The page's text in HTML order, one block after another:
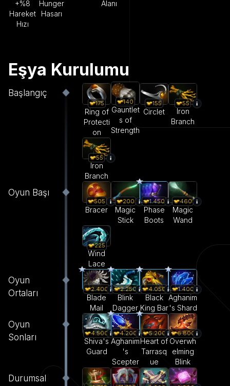
+%8
Hareket
Hızı
Hunger
Hasarı
Alanı
Eşya Kurulumu
Başlangıç
175
Ring of
Protecti
on
140
Gauntlet
s of
Strength
155
Circlet
55
Iron
Branch
55
Iron
Branch
Oyun Başı
505
Bracer
200
Magic
Stick
1.450
Phase
Boots
460
Magic
Wand
225
Wind
Lace
Oyun
Ortaları
2.400
Blade
Mail
2.250
Blink
Dagger
4.050
Black
King Bar
1.400
Aghanim
's Shard
Oyun
Sonları
4.500
Shiva's
Guard
4.200
Aghanim
's
Scepter
5.200
Heart of
Tarrasq
ue
6.800
Overwh
elming
Blink
Durumsal